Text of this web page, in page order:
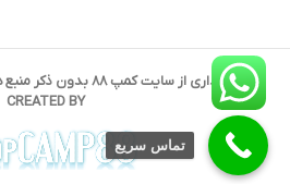
CREATED BY
تماس سریع